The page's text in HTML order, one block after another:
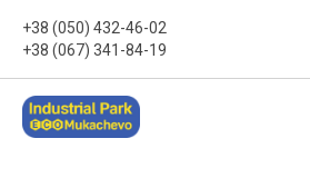
+38 (050) 432-46-02
+38 (067) 341-84-19